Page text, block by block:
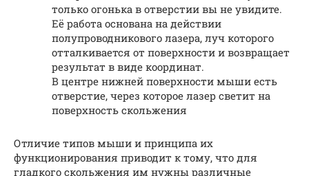
только огонька в отверстии вы не увидите.
Её работа основана на действии
полупроводникового лазера, луч которого
отталкивается от поверхности и возвращает
результат в виде координат.
В центре нижней поверхности мыши есть
отверстие, через которое лазер светит на
поверхность скольжения
Отличие типов мыши и принципа их
функционирования приводит к тому, что для
гладкого скольжения им нужны различные